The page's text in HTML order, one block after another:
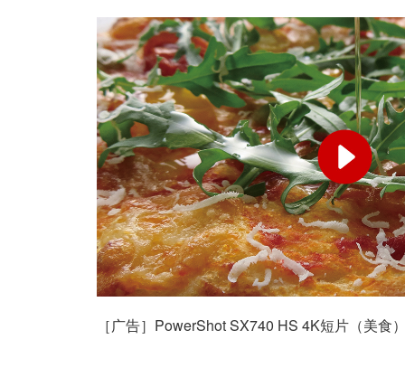
［广告］PowerShot SX740 HS 4K短片（美食